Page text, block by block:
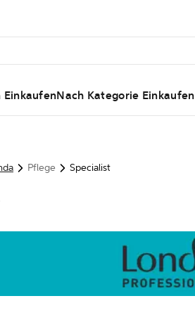
EinkaufenNach Kategorie Einkaufen
Pflege Specialist